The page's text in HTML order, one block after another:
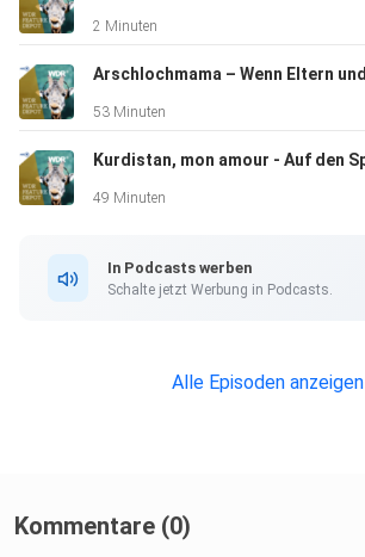
2 Minuten
53 Minuten
49 Minuten
In Podcasts werben
Schalte jetzt Werbung in Podcasts.
Alle Episoden anzeigen
Kommentare (0)